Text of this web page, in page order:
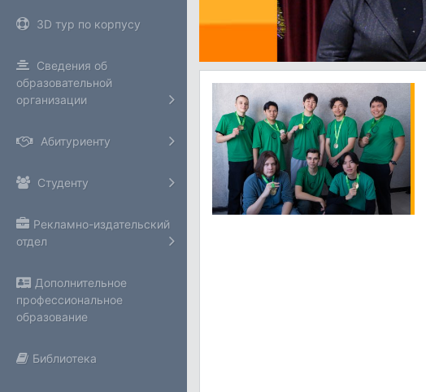
3D тур по корпусу
Сведения об
образовательной
организации
Абитуриенту
Студенту
Рекламно-издательский
отдел
Дополнительное
профессиональное
образование
Библиотека